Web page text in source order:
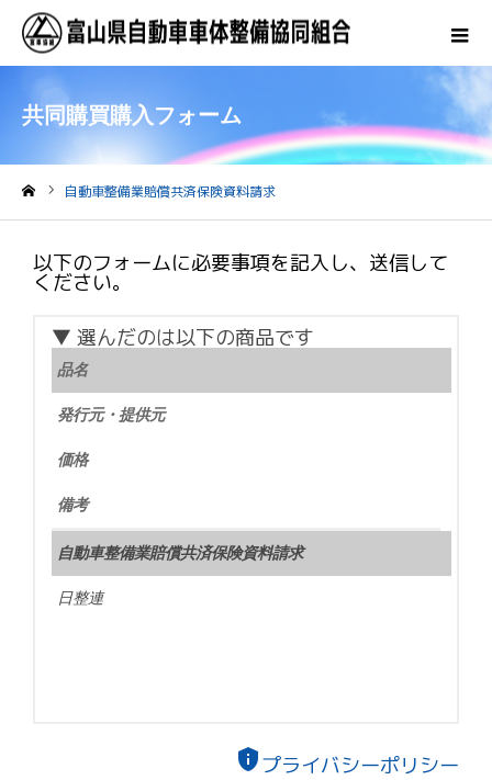
共同購買購入フォーム
自動車整備業賠償共済保険資料請求
以下のフォームに必要事項を記入し、送信して
ください。
▼ 選んだのは以下の商品です
品名
発行元・提供元
価格
備考
自動車整備業賠償共済保険資料請求
日整連
privacy_tipプライバシーポリシー